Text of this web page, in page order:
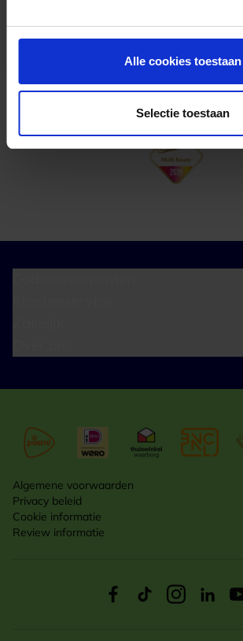
Alle cookies toestaan
Selectie toestaan
cadeaukaart in delen uitgeven.
Algemene voorwaarden
Privacy beleid
Cookie informatie
Review informatie